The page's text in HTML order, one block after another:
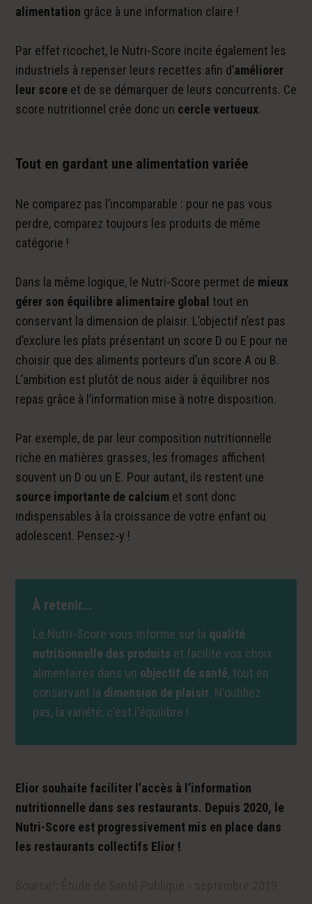
alimentation grâce à une information claire !
Par effet ricochet, le Nutri-Score incite également les
industriels à repenser leurs recettes afin d’améliorer
leur score et de se démarquer de leurs concurrents. Ce
score nutritionnel crée donc un cercle vertueux.
Tout en gardant une alimentation variée
Ne comparez pas l’incomparable : pour ne pas vous
perdre, comparez toujours les produits de même
catégorie !
Dans la même logique, le Nutri-Score permet de mieux
gérer son équilibre alimentaire global tout en
conservant la dimension de plaisir. L’objectif n’est pas
d’exclure les plats présentant un score D ou E pour ne
choisir que des aliments porteurs d’un score A ou B.
L’ambition est plutôt de nous aider à équilibrer nos
repas grâce à l’information mise à notre disposition.
Par exemple, de par leur composition nutritionnelle
riche en matières grasses, les fromages affichent
souvent un D ou un E. Pour autant, ils restent une
source importante de calcium et sont donc
indispensables à la croissance de votre enfant ou
adolescent. Pensez-y !
À retenir...
Le Nutri-Score vous informe sur la qualité
nutritionnelle des produits et facilite vos choix
alimentaires dans un objectif de santé, tout en
conservant la dimension de plaisir. N'oubliez
pas, la variété, c'est l'équilibre !
Elior souhaite faciliter l’accès à l’information
nutritionnelle dans ses restaurants. Depuis 2020, le
Nutri-Score est progressivement mis en place dans
les restaurants collectifs Elior !